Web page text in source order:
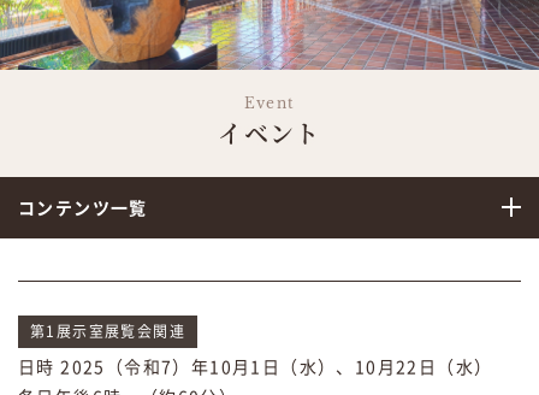
Event
イベント
コンテンツ一覧
第1展示室展覧会関連
日時 2025（令和7）年10月1日（水）、10月22日（水）